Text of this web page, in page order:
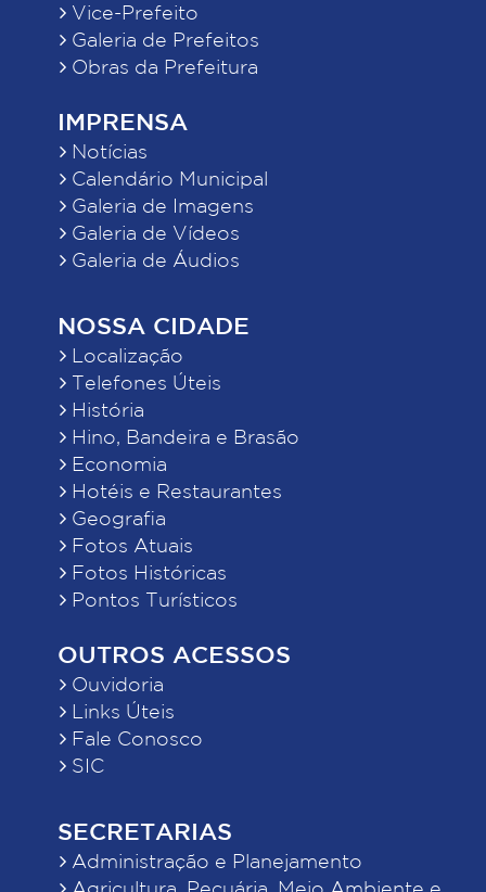
Vice-Prefeito
Galeria de Prefeitos
Obras da Prefeitura
IMPRENSA
Notícias
Calendário Municipal
Galeria de Imagens
Galeria de Vídeos
Galeria de Áudios
NOSSA CIDADE
Localização
Telefones Úteis
História
Hino, Bandeira e Brasão
Economia
Hotéis e Restaurantes
Geografia
Fotos Atuais
Fotos Históricas
Pontos Turísticos
OUTROS ACESSOS
Ouvidoria
Links Úteis
Fale Conosco
SIC
SECRETARIAS
Administração e Planejamento